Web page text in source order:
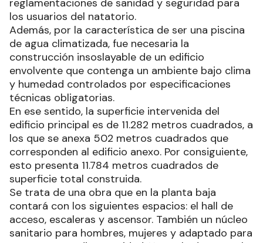
reglamentaciones de sanidad y seguridad para
los usuarios del natatorio.
Además, por la característica de ser una piscina
de agua climatizada, fue necesaria la
construcción insoslayable de un edificio
envolvente que contenga un ambiente bajo clima
y humedad controlados por especificaciones
técnicas obligatorias.
En ese sentido, la superficie intervenida del
edificio principal es de 11.282 metros cuadrados, a
los que se anexa 502 metros cuadrados que
corresponden al edificio anexo. Por consiguiente,
esto presenta 11.784 metros cuadrados de
superficie total construida.
Se trata de una obra que en la planta baja
contará con los siguientes espacios: el hall de
acceso, escaleras y ascensor. También un núcleo
sanitario para hombres, mujeres y adaptado para